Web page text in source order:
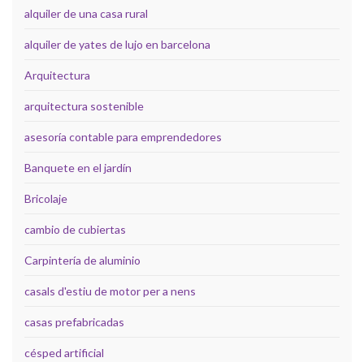
alquiler de una casa rural
alquiler de yates de lujo en barcelona
Arquitectura
arquitectura sostenible
asesoría contable para emprendedores
Banquete en el jardín
Bricolaje
cambio de cubiertas
Carpintería de aluminio
casals d'estiu de motor per a nens
casas prefabricadas
césped artificial